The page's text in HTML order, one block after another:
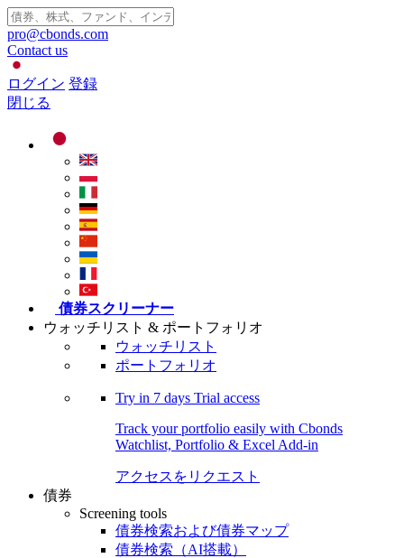
pro@cbonds.com
Contact us
ログイン 登録
閉じる
債券スクリーナー
ウォッチリスト & ポートフォリオ
ウォッチリスト
ポートフォリオ
Try in 7 days Trial access
Track your portfolio easily with Cbonds
Watchlist, Portfolio & Excel Add-in
アクセスをリクエスト
債券
Screening tools
債券検索および債券マップ
債券検索（AI搭載）